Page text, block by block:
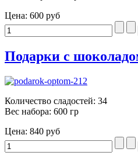
Цена: 600 руб
Подарки с
Количество сладостей: 34
Вес набора: 600 гр
Цена: 840 руб